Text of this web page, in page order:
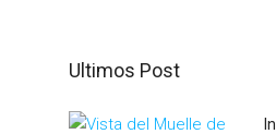
Ultimos Post